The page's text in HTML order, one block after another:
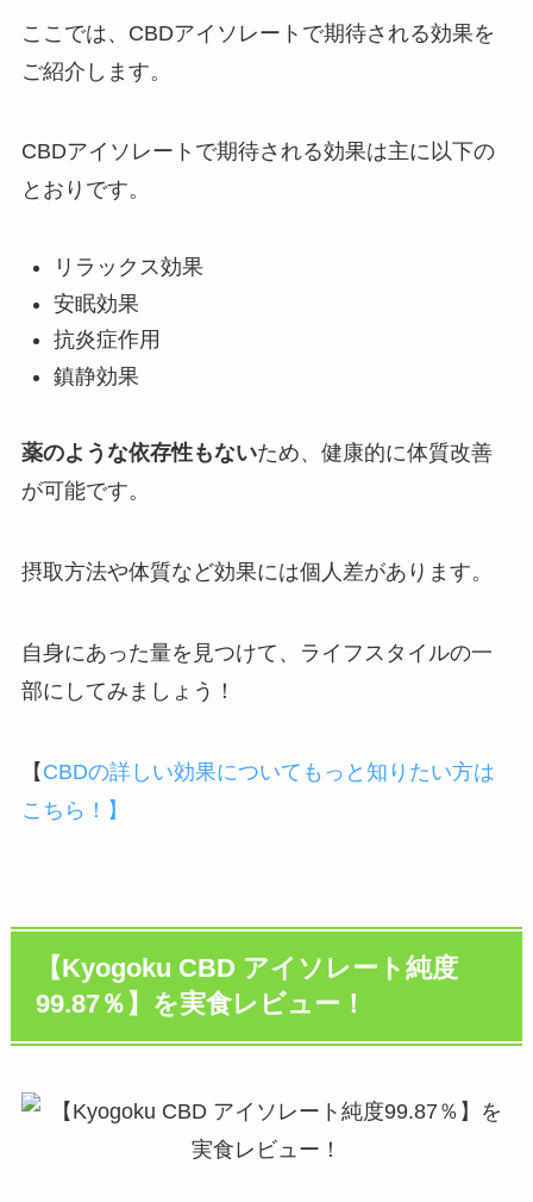
ここでは、CBDアイソレートで期待される効果を
ご紹介します。
CBDアイソレートで期待される効果は主に以下の
とおりです。
リラックス効果
安眠効果
抗炎症作用
鎮静効果
薬のような依存性もないため、健康的に体質改善
が可能です。
摂取方法や体質など効果には個人差があります。
自身にあった量を見つけて、ライフスタイルの一
部にしてみましょう！
【 CBDの詳しい効果についてもっと知りたい方は
こちら！】
【Kyogoku CBD アイソレート純度
99.87％】を実食レビュー！